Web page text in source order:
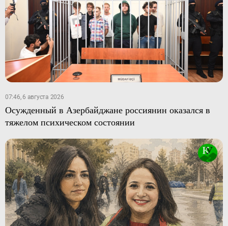
07:46, 6 августа 2026
Осужденный в Азербайджане россиянин оказался в
тяжелом психическом состоянии